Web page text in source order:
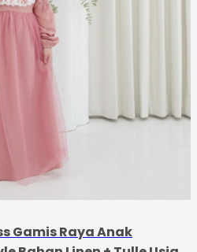
Gamis Raya Anak